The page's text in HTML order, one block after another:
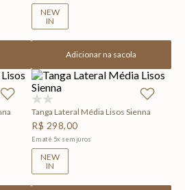
NEW
IN
Adicionar na sacola
Tanga Lateral Média Lisos Sienna
R$ 298,00
Em até 5x sem juros
NEW
IN